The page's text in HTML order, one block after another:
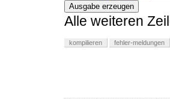
Ausgabe erzeugen
Alle weiteren
kompilieren fehler-meldungen